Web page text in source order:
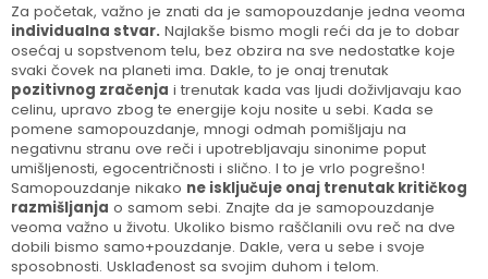
Za početak, važno je znati da je samopouzdanje jedna veoma
individualna stvar. Najlakše bismo mogli reći da je to dobar
osećaj u sopstvenom telu, bez obzira na sve nedostatke koje
svaki čovek na planeti ima. Dakle, to je onaj trenutak
pozitivnog zračenja i trenutak kada vas ljudi doživljavaju kao
celinu, upravo zbog te energije koju nosite u sebi. Kada se
pomene samopouzdanje, mnogi odmah pomišljaju na
negativnu stranu ove reči i upotrebljavaju sinonime poput
umišljenosti, egocentričnosti i slično. I to je vrlo pogrešno!
Samopouzdanje nikako ne isključuje onaj trenutak kritičkog
razmišljanja o samom sebi. Znajte da je samopouzdanje
veoma važno u životu. Ukoliko bismo raščlanili ovu reč na dve
dobili bismo samo+pouzdanje. Dakle, vera u sebe i svoje
sposobnosti. Usklađenost sa svojim duhom i telom.